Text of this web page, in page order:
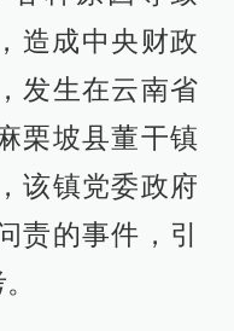
造成中央财政
发生在云南省
栗坡县董干镇
该镇党委政府
责的事件，引